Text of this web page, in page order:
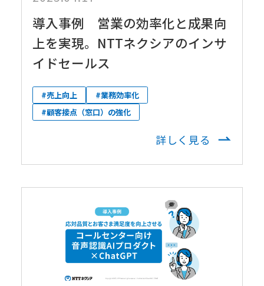
導入事例 営業の効率化と成果向
上を実現。NTTネクシアのインサ
イドセールス
#売上向上
#業務効率化
#顧客接点（窓口）の強化
詳しく見る